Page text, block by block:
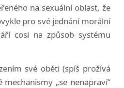
na sexuální oblast, že
pro své jednání morální
cosi na způsob systému
své oběti (spíš prožívá
„se nenapraví“